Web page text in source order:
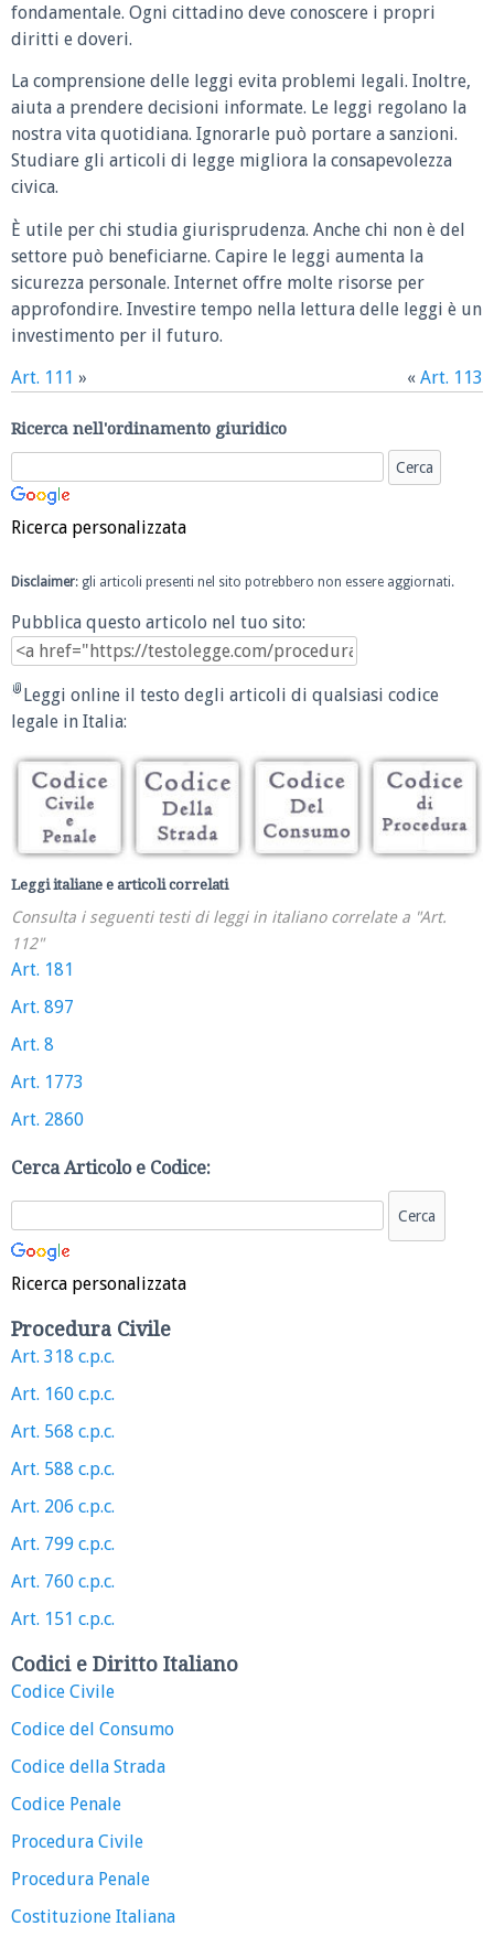
fondamentale. Ogni cittadino deve conoscere i propri
diritti e doveri.
La comprensione delle leggi evita problemi legali. Inoltre,
aiuta a prendere decisioni informate. Le leggi regolano la
nostra vita quotidiana. Ignorarle può portare a sanzioni.
Studiare gli articoli di legge migliora la consapevolezza
civica.
È utile per chi studia giurisprudenza. Anche chi non è del
settore può beneficiarne. Capire le leggi aumenta la
sicurezza personale. Internet offre molte risorse per
approfondire. Investire tempo nella lettura delle leggi è un
investimento per il futuro.
Art. 111 » « Art. 113
Ricerca nell'ordinamento giuridico
Ricerca personalizzata
Disclaimer: gli articoli presenti nel sito potrebbero non essere aggiornati.
Pubblica questo articolo nel tuo sito:
Leggi online il testo degli articoli di qualsiasi codice
legale in Italia:
Leggi italiane e articoli correlati
Consulta i seguenti testi di leggi in italiano correlate a "Art.
112"
Art. 181
Art. 897
Art. 8
Art. 1773
Art. 2860
Cerca Articolo e Codice:
Ricerca personalizzata
Procedura Civile
Art. 318 c.p.c.
Art. 160 c.p.c.
Art. 568 c.p.c.
Art. 588 c.p.c.
Art. 206 c.p.c.
Art. 799 c.p.c.
Art. 760 c.p.c.
Art. 151 c.p.c.
Codici e Diritto Italiano
Codice Civile
Codice del Consumo
Codice della Strada
Codice Penale
Procedura Civile
Procedura Penale
Costituzione Italiana